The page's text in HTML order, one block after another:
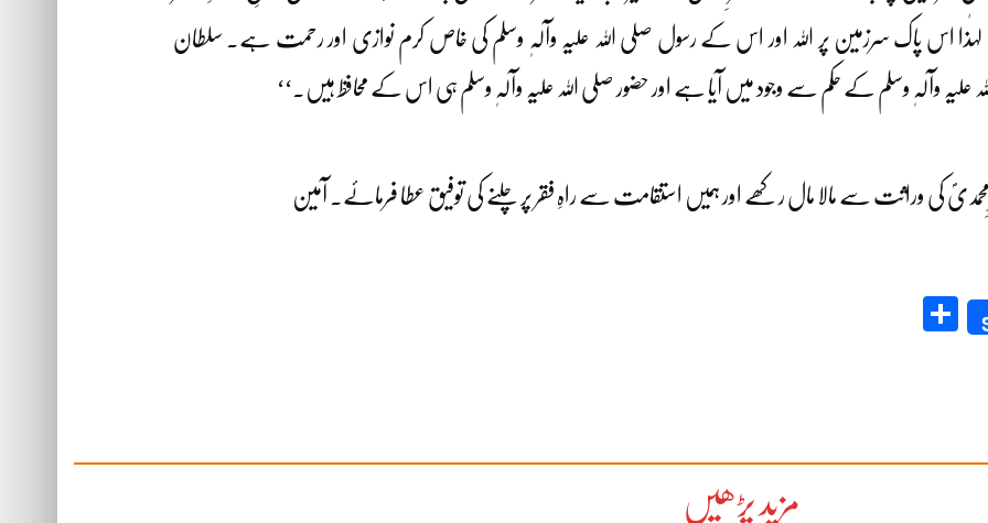
اس پاک سرزمین پر اللہ اور اس کے رسول صلی اللہ علیہ وآلہٖ وسلم کی خاص کرم نوازی اور رحمت ہے۔ سلطان
علیہ وآلہٖ وسلم کے حکم سے وجود میں آیا ہے اور حضور صلی اللہ علیہ وآلہٖ وسلم ہی اس کے محافظ ہیں۔‘‘
کی وراثت سے مالا مال رکھے اور ہمیں استقامت سے راہِ فقر پر چلنے کی توفیق عطا فرمائے۔ آمین
مزید پڑھیں